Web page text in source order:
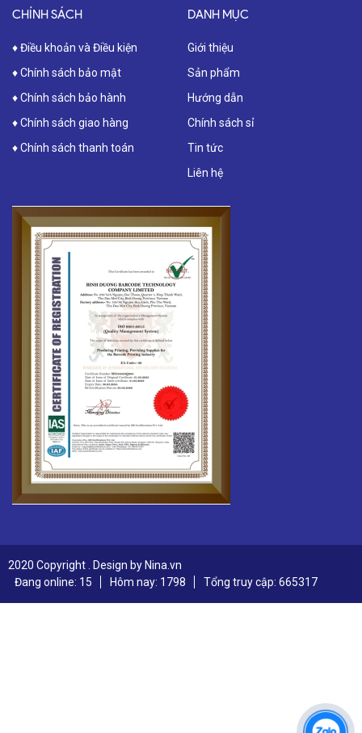
CHÍNH SÁCH
♦ Điều khoản và Điều kiện
♦ Chính sách bảo mật
♦ Chính sách bảo hành
♦ Chính sách giao hàng
♦ Chính sách thanh toán
DANH MỤC
Giới thiệu
Sản phẩm
Hướng dẫn
Chính sách sỉ
Tin tức
Liên hệ
2020 Copyright . Design by Nina.vn
Đang online: 15
Hôm nay: 1798 Tổng truy cập: 665317